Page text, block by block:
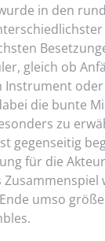
in den
gleich ob
die bunte
zu
gegenseitig
für die
umso